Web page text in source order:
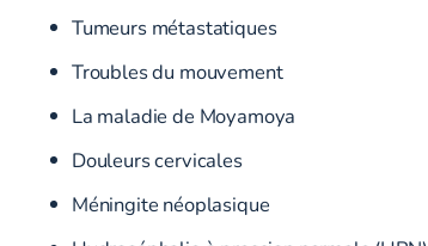
Tumeurs métastatiques
Troubles du mouvement
La maladie de Moyamoya
Douleurs cervicales
Méningite néoplasique